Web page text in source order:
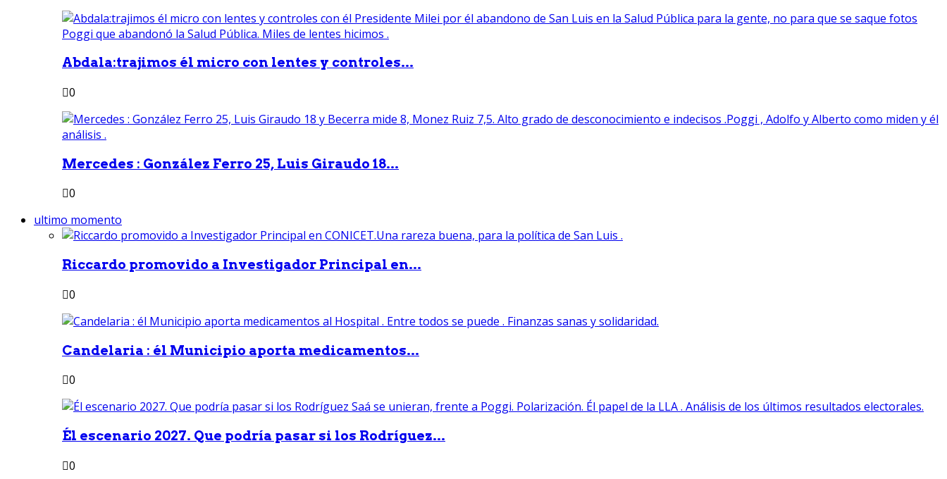
Abdala:trajimos él micro con lentes y controles...
0
Mercedes : González Ferro 25, Luis Giraudo 18...
0
ultimo momento
Riccardo promovido a Investigador Principal en...
0
Candelaria : él Municipio aporta medicamentos...
0
Él escenario 2027. Que podría pasar si los Rodríguez...
0